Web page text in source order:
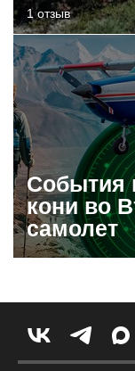
1 отзыв
События
кони во
самолет